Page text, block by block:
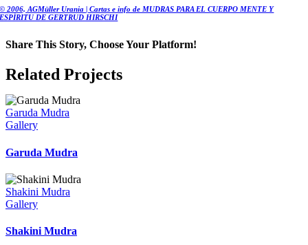
© 2006, AGMüller Urania | Cartas e info de MUDRAS PARA EL CUERPO MENTE Y
ESPÍRITU DE GERTRUD HIRSCHI
Share This Story, Choose Your Platform!
Facebook
X
Bluesky
Reddit
LinkedIn
WhatsApp
Telegram
Tumblr
Pinterest
Xing
Email
Related Projects
Garuda Mudra
Gallery
Garuda Mudra
Shakini Mudra
Gallery
Shakini Mudra